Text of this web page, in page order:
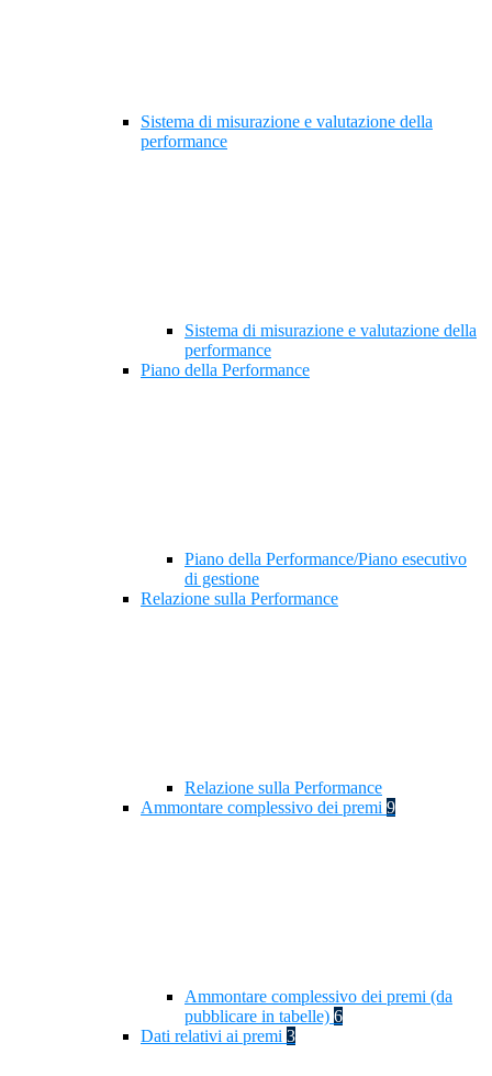
Sistema di misurazione e valutazione della
performance
Sistema di misurazione e valutazione della
performance
Piano della Performance
Piano della Performance/Piano esecutivo
di gestione
Relazione sulla Performance
Relazione sulla Performance
Ammontare complessivo dei premi 9
Ammontare complessivo dei premi (da
pubblicare in tabelle) 6
Dati relativi ai premi 3